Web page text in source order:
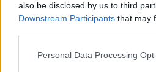
also be disclosed by us to third
Downstream Participants that may
Please note that this website/app
Personal Data Processing
különleges záradékot is
aktiválódna, ha a 2026-os